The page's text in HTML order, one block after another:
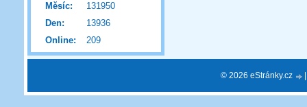
Online: 209
Měsíc:
131950
Den:
13936
© 2026 eStránky.cz